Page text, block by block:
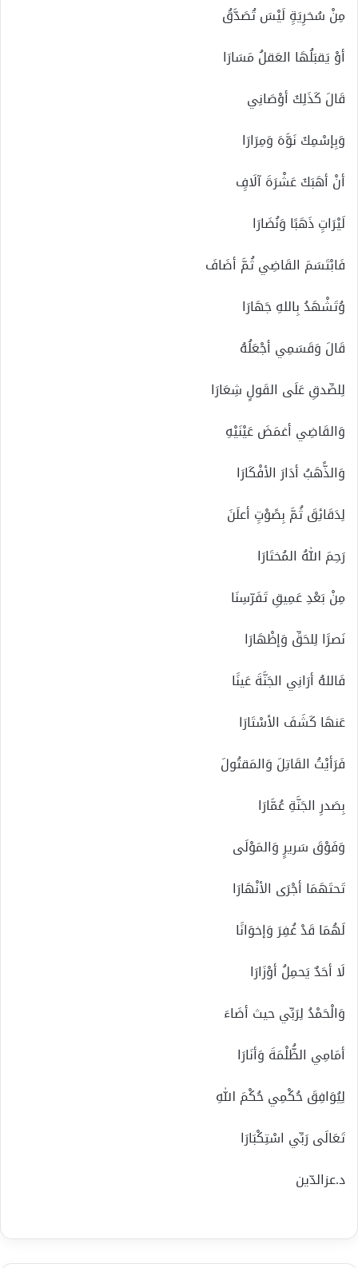
مِنْ سُخرِيَةِِ لَيْسَ تُصَدَّقُ
أوْ يَقبَلُهَا العَقلُ مَسَارَا
قَالَ كَذَلِكَ أوْصَانِي
وَبِإسْمِكَ نَوَّهَ وَمِرَارَا
أنْ أهَبَكَ عَشْرَةَ آلَافِِ
لَيْرَاتِِ ذَهَبََا وَنُضَارَا
فَابْتَسَمَ القَاضِي ثُمَّ أضَافَ
وُتَشْهَدُ بِاللهِ جَهَارَا
قَالَ وَقَسَمِي أجْعَلُهُ
لِلصِّدقِ عَلَى القَولٍ شِعَارَا
وَالقَاضِي أغمَضَ عَيْنَيْهِ
وَالذًّهَبُ أدَارَ الأفْكَارَا
لِدَقَائِقَ ثُمَّ بِصًوْتِِ أعلَنَ
رَحِمَ اللهُ المُختَارَا
مِنْ بَعْدِ عَمِيقِ تَفَرّسِنَا
نَصرََا لِلحَقِّ وَإظْهَارَا
فَاللهُ أرَانِي الجَنَّةَ عَينََا
عَنهَا كَشَفَ الأسْتَارَا
فَرَأيْتُ القَاتِلَ وَالمَقتُولَ
بِصَدرِ الجَنَّةِ عُمَّارَا
وَفَوْقَ سَريرِِ وَالمَوْلَى
تَحتَهَمَا أجْرَى الأنْهَارَا
لَهُمَا قَدْ غُفِرَ وَإخوَانََا
لَا أحَدٌ يَحمِلُ أوْزَارَا
وَالْحَمْدُ لِرَبِّي حيث أضَاءَ
أمَامِي الظُّلْمَةَ وَأنَارَا
لِيُوَافِقَ حُكْمِي حُكْمَ اللهِ
تَعَالَى رَبِّي اسْتِكْبَارَا
د.عزالدّين